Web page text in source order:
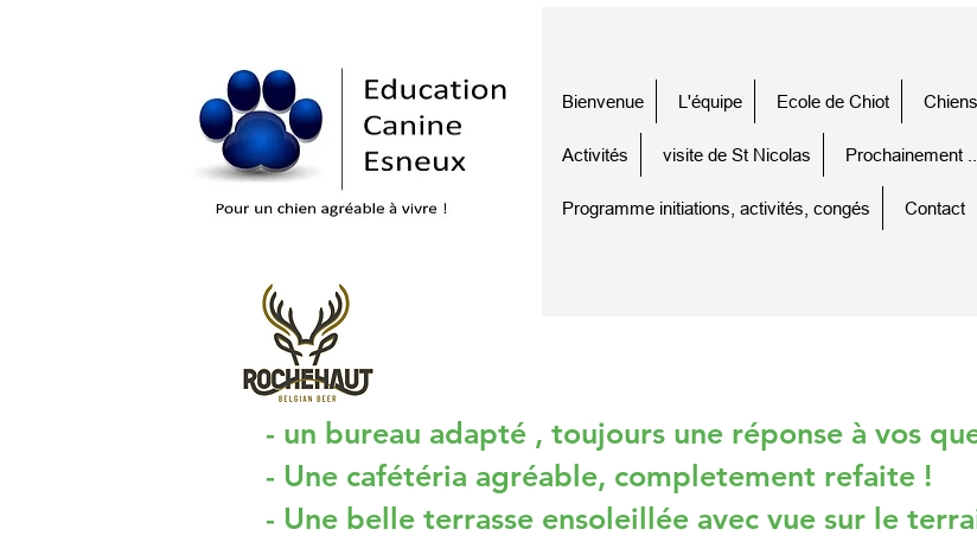
Bienvenue L'équipe Ecole de Chiot
Activités visite de St Nicolas Prochainement ...
Programme initiations, activités, congés Contact
- un bureau adapté , toujours une réponse à vos
- Une cafétéria agréable, completement refaite !
- Une belle terrasse ensoleillée avec vue sur le